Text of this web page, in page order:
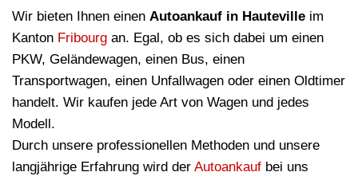
Wir bieten Ihnen einen Autoankauf in Hauteville im
Kanton Fribourg an. Egal, ob es sich dabei um einen
PKW, Geländewagen, einen Bus, einen
Transportwagen, einen Unfallwagen oder einen Oldtimer
handelt. Wir kaufen jede Art von Wagen und jedes
Modell.
Durch unsere professionellen Methoden und unsere
langjährige Erfahrung wird der Autoankauf bei uns